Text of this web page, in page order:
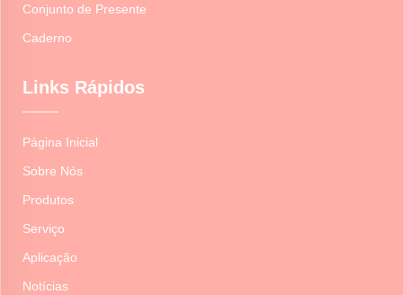
Conjunto de Presente
Caderno
Links Rápidos
Página Inicial
Sobre Nós
Produtos
Serviço
Aplicação
Notícias